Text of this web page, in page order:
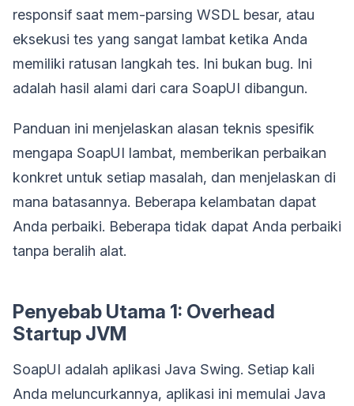
responsif saat mem-parsing WSDL besar, atau
eksekusi tes yang sangat lambat ketika Anda
memiliki ratusan langkah tes. Ini bukan bug. Ini
adalah hasil alami dari cara SoapUI dibangun.
Panduan ini menjelaskan alasan teknis spesifik
mengapa SoapUI lambat, memberikan perbaikan
konkret untuk setiap masalah, dan menjelaskan di
mana batasannya. Beberapa kelambatan dapat
Anda perbaiki. Beberapa tidak dapat Anda perbaiki
tanpa beralih alat.
Penyebab Utama 1: Overhead
Startup JVM
SoapUI adalah aplikasi Java Swing. Setiap kali
Anda meluncurkannya, aplikasi ini memulai Java